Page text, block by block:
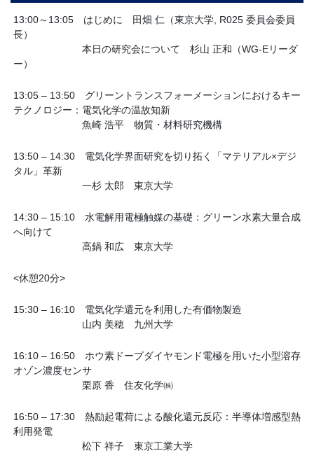
13:00～13:05 はじめに 田畑 仁（東京大学, R025 委員会委員
長）
本日の研究会について 杉山 正和（WG-Eリーダ
ー）
13:05 – 13:50 グリーントランスフォーメーションにおけるキー
テクノロジー：電気化学の温故知新
魚崎 浩平 物質・材料研究機構
13:50 – 14:30 電気化学界面研究を切り拓く「マテリアル×デジ
タル」革新
一杉 太郎 東京大学
14:30 – 15:10 水電解用電極触媒の基礎：グリーン水素大量合成
へ向けて
高鍋 和広 東京大学
<休憩20分>
15:30 – 16:10 電気化学還元を利用した有価物製造
山内 美穂 九州大学
16:10 – 16:50 ホウ素ドープダイヤモンド電極を用いた小型溶存
オゾン濃度センサ
栗原 香 住友化学㈱
16:50 – 17:30 熱励起電荷による酸化還元反応：半導体増感型熱
利用発電
松下 祥子 東京工業大学